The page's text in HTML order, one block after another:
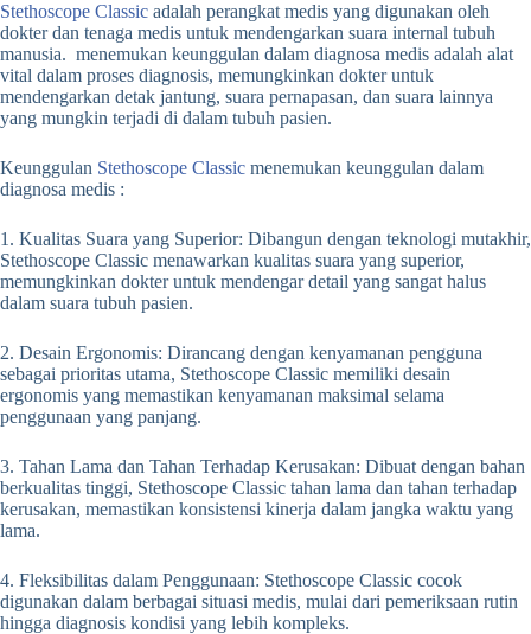
Stethoscope Classic adalah perangkat medis yang digunakan oleh
dokter dan tenaga medis untuk mendengarkan suara internal tubuh
manusia. menemukan keunggulan dalam diagnosa medis adalah alat
vital dalam proses diagnosis, memungkinkan dokter untuk
mendengarkan detak jantung, suara pernapasan, dan suara lainnya
yang mungkin terjadi di dalam tubuh pasien.
Keunggulan Stethoscope Classic menemukan keunggulan dalam
diagnosa medis :
1. Kualitas Suara yang Superior: Dibangun dengan teknologi mutakhir,
Stethoscope Classic menawarkan kualitas suara yang superior,
memungkinkan dokter untuk mendengar detail yang sangat halus
dalam suara tubuh pasien.
2. Desain Ergonomis: Dirancang dengan kenyamanan pengguna
sebagai prioritas utama, Stethoscope Classic memiliki desain
ergonomis yang memastikan kenyamanan maksimal selama
penggunaan yang panjang.
3. Tahan Lama dan Tahan Terhadap Kerusakan: Dibuat dengan bahan
berkualitas tinggi, Stethoscope Classic tahan lama dan tahan terhadap
kerusakan, memastikan konsistensi kinerja dalam jangka waktu yang
lama.
4. Fleksibilitas dalam Penggunaan: Stethoscope Classic cocok
digunakan dalam berbagai situasi medis, mulai dari pemeriksaan rutin
hingga diagnosis kondisi yang lebih kompleks.